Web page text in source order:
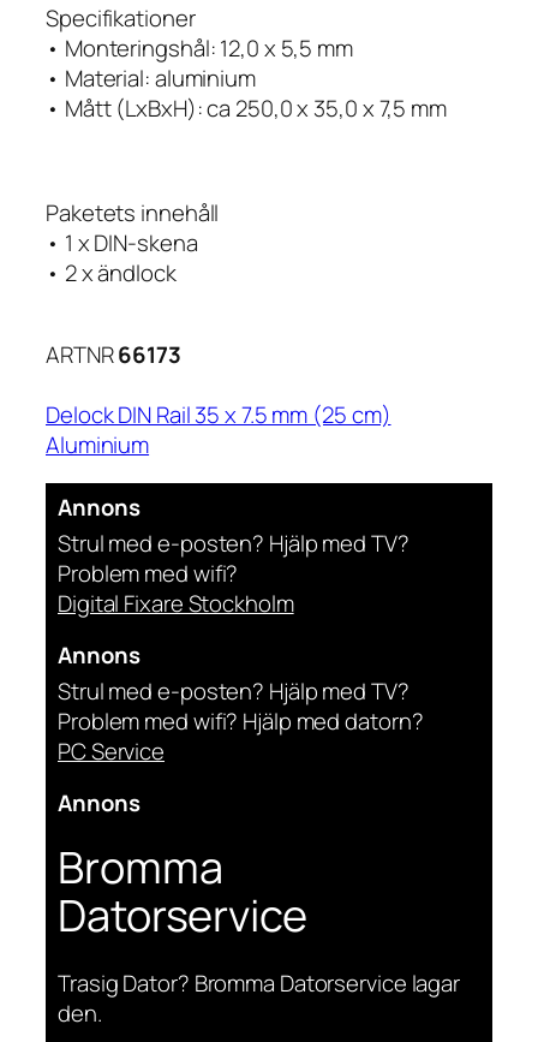
Specifikationer
• Monteringshål: 12,0 x 5,5 mm
• Material: aluminium
• Mått (LxBxH): ca 250,0 x 35,0 x 7,5 mm
Paketets innehåll
• 1 x DIN-skena
• 2 x ändlock
ARTNR66173
Delock DIN Rail 35 x 7.5 mm (25 cm)
Aluminium
Annons
Strul med e-posten? Hjälp med TV?
Problem med wifi?
Digital Fixare Stockholm
Annons
Strul med e-posten? Hjälp med TV?
Problem med wifi? Hjälp med datorn?
PC Service
Annons
Bromma
Datorservice
Trasig Dator? Bromma Datorservice lagar
den.